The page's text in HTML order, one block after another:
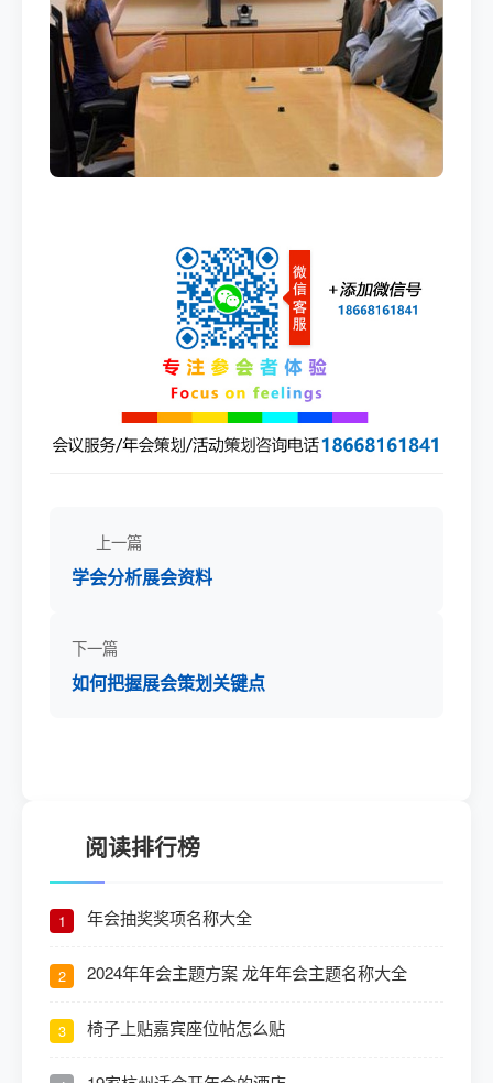
上一篇
学会分析展会资料
下一篇
如何把握展会策划关键点
阅读排行榜
1 年会抽奖奖项名称大全
2 2024年年会主题方案 龙年年会主题名称大全
3 椅子上贴嘉宾座位帖怎么贴